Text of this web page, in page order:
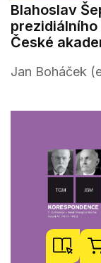
Blahoslav
České
Jan Boháček